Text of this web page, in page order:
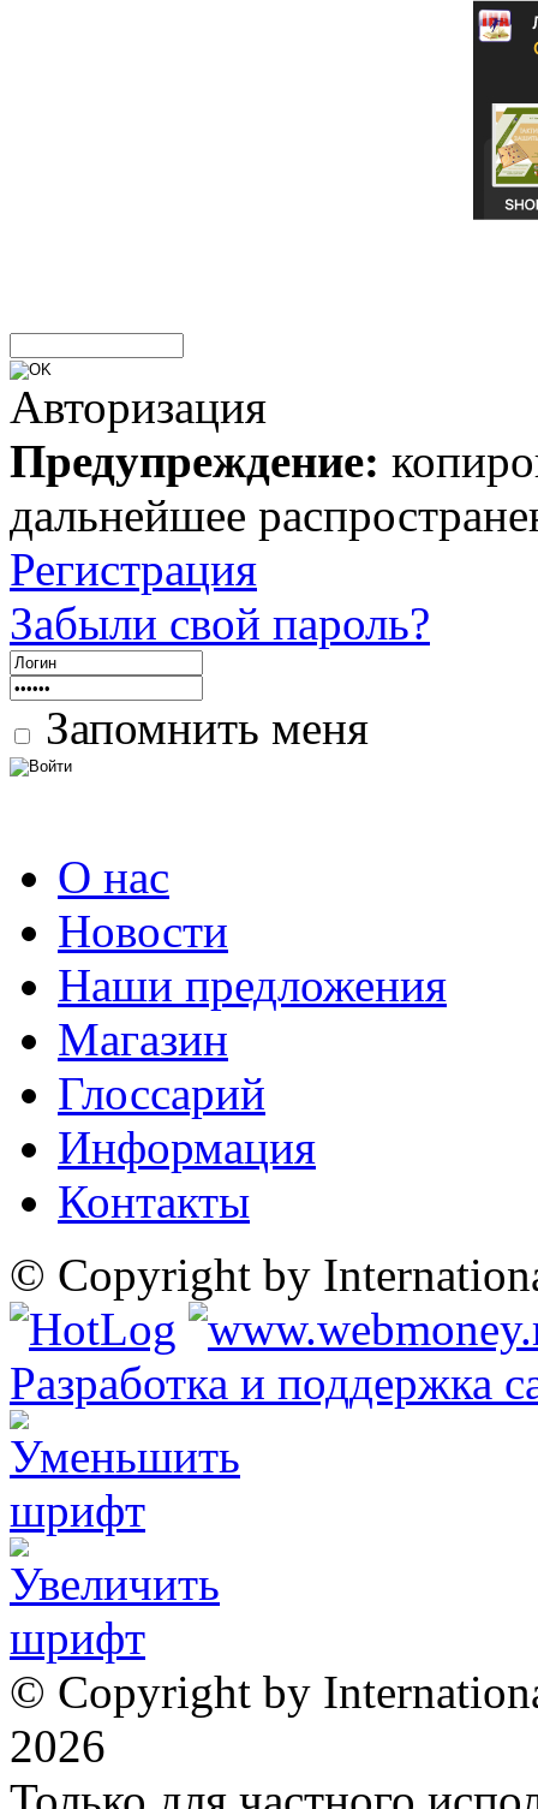
Авторизация
Предупреждение:
дальнейшее
Регистрация
Забыли свой пароль?
Запомнить меня
О нас
Новости
Наши предложения
Магазин
Глоссарий
Информация
Контакты
© Copyright by
Разработка и поддержка
© Copyright by
2026